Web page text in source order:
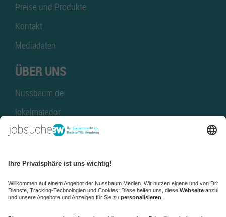
Preise und Produkte
Kontakt
Mediadaten
ÜBER UNS
Nussbaum.de
lokalmatador
kaufinBW
NussbaumID
Nussbaum Medien